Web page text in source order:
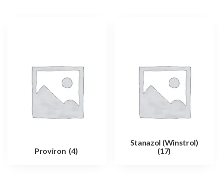
Proviron (4)
Stanazol (Winstrol)
(17)